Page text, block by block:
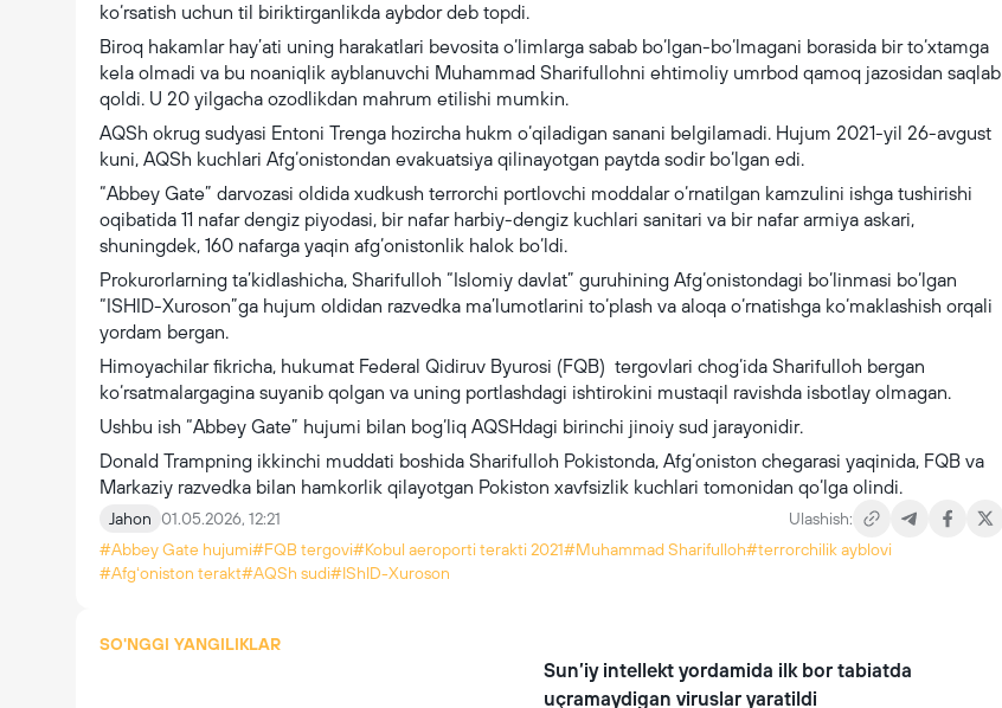
ko‘rsatish uchun til biriktirganlikda aybdor deb topdi.
Biroq hakamlar hay’ati uning harakatlari bevosita o‘limlarga sabab bo‘lgan-bo‘lmagani borasida bir to‘xtamga
kela olmadi va bu noaniqlik ayblanuvchi Muhammad Sharifullohni ehtimoliy umrbod qamoq jazosidan saqlab
qoldi. U 20 yilgacha ozodlikdan mahrum etilishi mumkin.
AQSh okrug sudyasi Entoni Trenga hozircha hukm o‘qiladigan sanani belgilamadi. Hujum 2021-yil 26-avgust
kuni, AQSh kuchlari Afg‘onistondan evakuatsiya qilinayotgan paytda sodir bo‘lgan edi.
“Abbey Gate” darvozasi oldida xudkush terrorchi portlovchi moddalar o‘rnatilgan kamzulini ishga tushirishi
oqibatida 11 nafar dengiz piyodasi, bir nafar harbiy-dengiz kuchlari sanitari va bir nafar armiya askari,
shuningdek, 160 nafarga yaqin afg‘onistonlik halok bo‘ldi.
Prokurorlarning ta’kidlashicha, Sharifulloh “Islomiy davlat” guruhining Afg‘onistondagi bo‘linmasi bo‘lgan
“ISHID-Xuroson”ga hujum oldidan razvedka ma’lumotlarini to‘plash va aloqa o‘rnatishga ko‘maklashish orqali
yordam bergan.
Himoyachilar fikricha, hukumat Federal Qidiruv Byurosi (FQB) tergovlari chog‘ida Sharifulloh bergan
ko‘rsatmalargagina suyanib qolgan va uning portlashdagi ishtirokini mustaqil ravishda isbotlay olmagan.
Ushbu ish “Abbey Gate” hujumi bilan bog‘liq AQSHdagi birinchi jinoiy sud jarayonidir.
Donald Trampning ikkinchi muddati boshida Sharifulloh Pokistonda, Afg‘oniston chegarasi yaqinida, FQB va
Markaziy razvedka bilan hamkorlik qilayotgan Pokiston xavfsizlik kuchlari tomonidan qo‘lga olindi.
Jahon 01.05.2026, 12:21
Ulashish:
#Abbey Gate hujumi#FQB tergovi#Kobul aeroporti terakti 2021#Muhammad Sharifulloh#terrorchilik ayblovi
#Afgʻoniston terakt#AQSh sudi#IShID-Xuroson
SO'NGGI YANGILIKLAR
Sun’iy intellekt yordamida ilk bor tabiatda
uçramaydigan viruslar yaratildi